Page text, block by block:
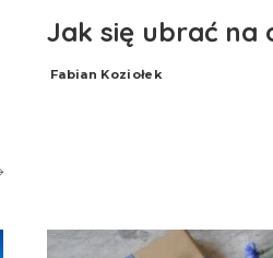
Jak się ubrać na
Posted
Fabian Koziołek